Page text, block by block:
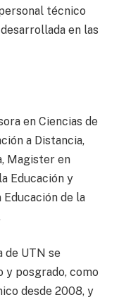
técnico
en las
en Ciencias de
a Distancia,
Magister en
Educación y
de la
de UTN se
y posgrado, como
desde 2008, y